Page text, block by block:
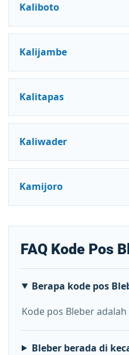
Kaliboto
Kalijambe
Kalitapas
Kaliwader
Kamijoro
FAQ Kode Pos
Berapa kode pos
Kode pos Bleber adalah
Bleber berada di